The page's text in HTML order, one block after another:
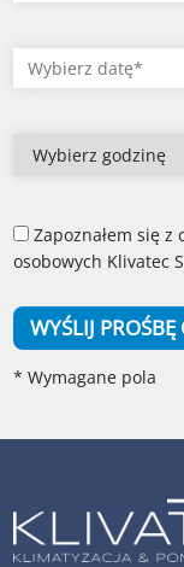
Zapoznałem się
osobowych Klivatec
WYŚLIJ
* Wymagane pola